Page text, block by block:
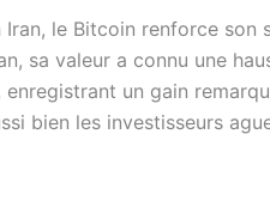
le Bitcoin renforce
sa valeur a connu une
, enregistrant un gain
bien les investisseurs